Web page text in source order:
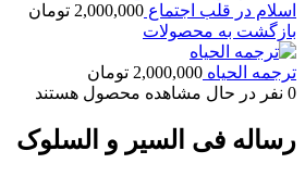
اسلام در قلب اجتماع 2,000,000 تومان
بازگشت به محصولات
ترجمه الحیاه 2,000,000 تومان
0 نفر در حال مشاهده محصول هستند
رساله فی السیر و السلوک